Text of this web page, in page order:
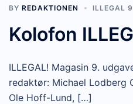
BY REDAKTIONEN ILLEGAL 9
Kolofon
ILLEGAL! Magasin 9.
redaktør: Michael Lodberg
Ole Hoff-Lund, […]